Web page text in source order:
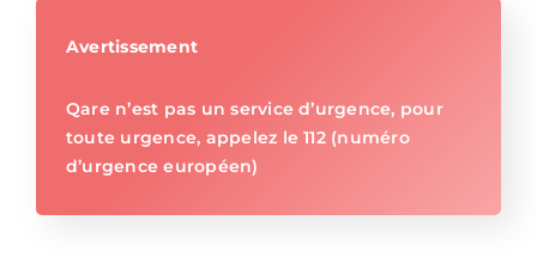
Avertissement
Qare n’est pas un service d’urgence, pour
toute urgence, appelez le 112 (numéro
d’urgence européen)